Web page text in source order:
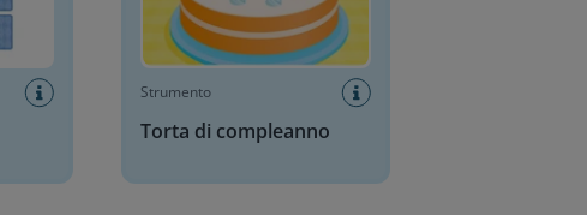
Strumento
Torta di compleanno